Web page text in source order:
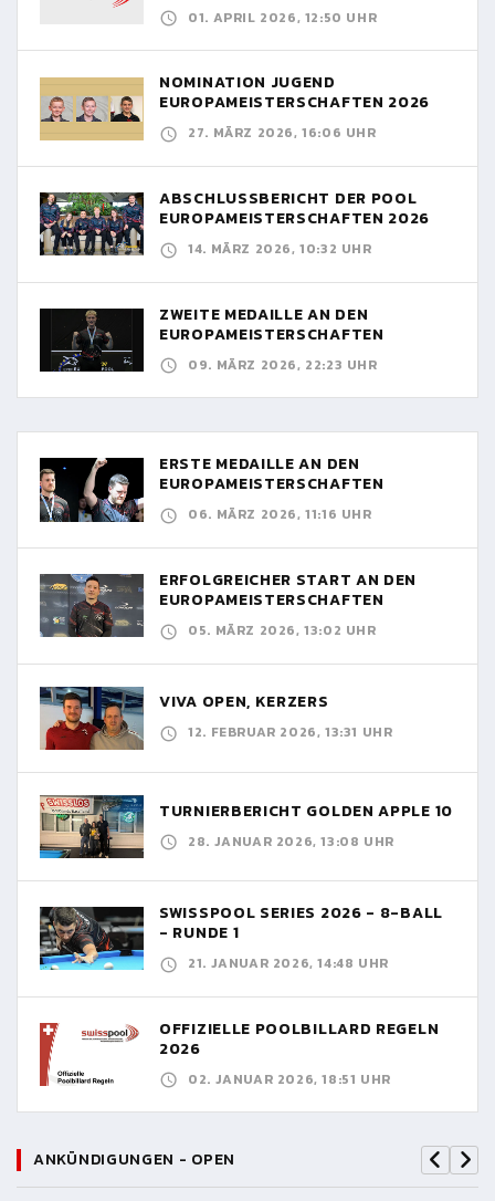
01. APRIL 2026, 12:50 UHR
NOMINATION JUGEND
EUROPAMEISTERSCHAFTEN 2026
27. MÄRZ 2026, 16:06 UHR
ABSCHLUSSBERICHT DER POOL
EUROPAMEISTERSCHAFTEN 2026
14. MÄRZ 2026, 10:32 UHR
ZWEITE MEDAILLE AN DEN
EUROPAMEISTERSCHAFTEN
09. MÄRZ 2026, 22:23 UHR
ERSTE MEDAILLE AN DEN
EUROPAMEISTERSCHAFTEN
06. MÄRZ 2026, 11:16 UHR
ERFOLGREICHER START AN DEN
EUROPAMEISTERSCHAFTEN
05. MÄRZ 2026, 13:02 UHR
VIVA OPEN, KERZERS
12. FEBRUAR 2026, 13:31 UHR
TURNIERBERICHT GOLDEN APPLE 10
28. JANUAR 2026, 13:08 UHR
SWISSPOOL SERIES 2026 - 8-BALL
- RUNDE 1
21. JANUAR 2026, 14:48 UHR
OFFIZIELLE POOLBILLARD REGELN
2026
02. JANUAR 2026, 18:51 UHR
ANKÜNDIGUNGEN - OPEN